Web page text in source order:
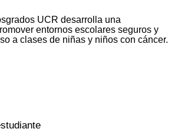
UCR desarrolla una
entornos escolares seguros y
a clases de niñas y niños con cáncer.